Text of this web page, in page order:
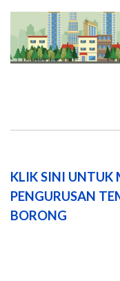
KLIK SINI UNTUK
PENGURUSAN
BORONG